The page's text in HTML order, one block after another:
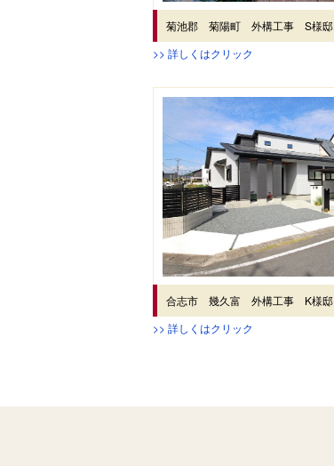
菊池郡 菊陽町 外構工事 S様邸
>> 詳しくはクリック
合志市 幾久富 外構工事 K様邸
>> 詳しくはクリック